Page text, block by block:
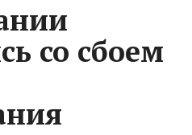
со сбоем